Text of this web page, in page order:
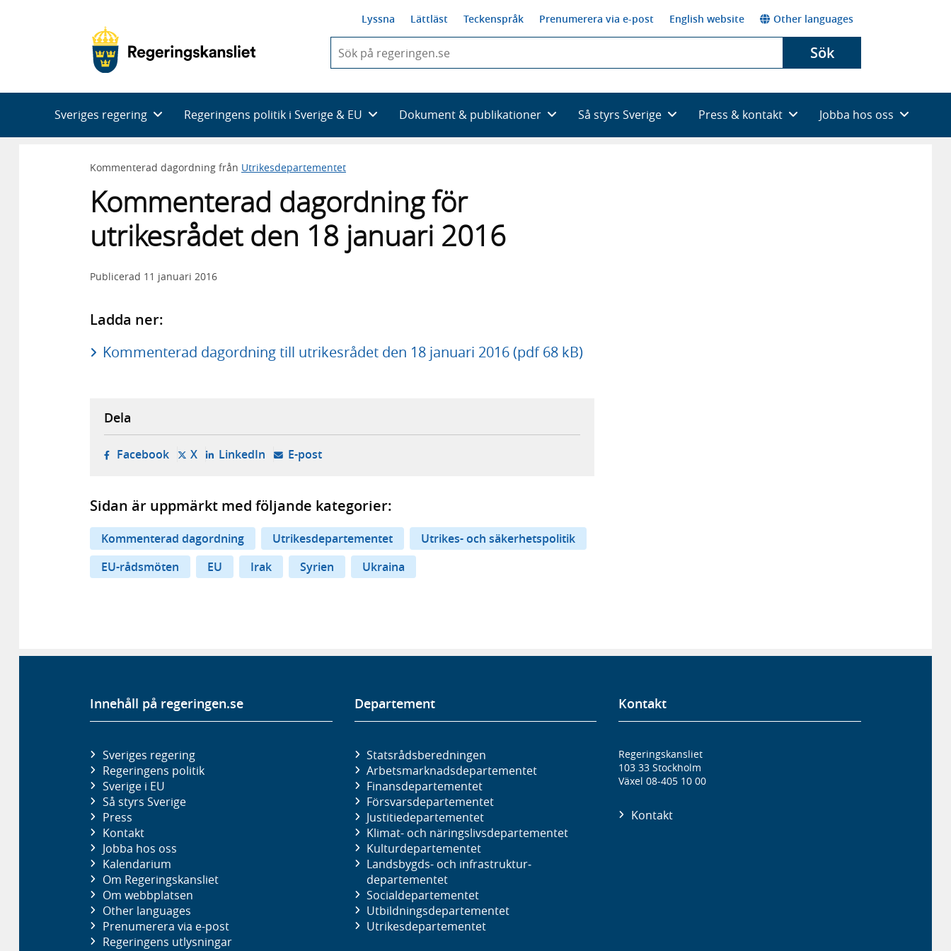
Lyssna Lättläst Teckenspråk Prenumerera via e-post English website Other languages
du
skriva
framträder
en
med
Sök
Sveriges regering Regeringens politik i Sverige & EU Dokument & publikationer Så styrs Sverige Press & kontakt Jobba hos oss
Kommenterad dagordning från Utrikesdepartementet
Kommenterad dagordning för
utrikesrådet den 18 januari 2016
Publicerad 11 januari 2016
Ladda ner:
Kommenterad dagordning till utrikesrådet den 18 januari 2016 (pdf 68 kB)
Dela
Facebook- öppnas i ny flik, extern webbplats,
X- öppnas i ny flik, extern webbplats,
LinkedIn- öppnas i ny flik, extern webbplats,
E-post- öppnar din e-postklient,
Sidan är uppmärkt med följande kategorier:
Kommenterad dagordning Utrikesdepartementet
Utrikes- och säkerhetspolitik
EU-rådsmöten
EU Irak Syrien Ukraina
Innehåll på regeringen.se
Sveriges regering
Regeringens politik
Sverige i EU
Så styrs Sverige
Press
Kontakt
Jobba hos oss
Kalendarium
Om Regeringskansliet
Om webbplatsen
Other languages
Prenumerera via e-post
Regeringens utlysningar
Departement
Statsrådsberedningen
Arbetsmarknads­departementet
Finans­departementet
Försvars­departementet
Justitie­departementet
Klimat- och näringslivs­departementet
Kultur­departementet
Landsbygds- och infrastruktur­
departementet
Social­departementet
Utbildnings­departementet
Utrikes­departementet
Kontakt
Regeringskansliet
103 33 Stockholm
Växel 08-405 10 00
Kontakt